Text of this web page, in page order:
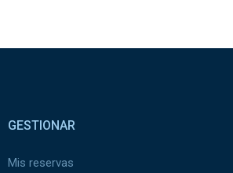
GESTIONAR
Mis reservas